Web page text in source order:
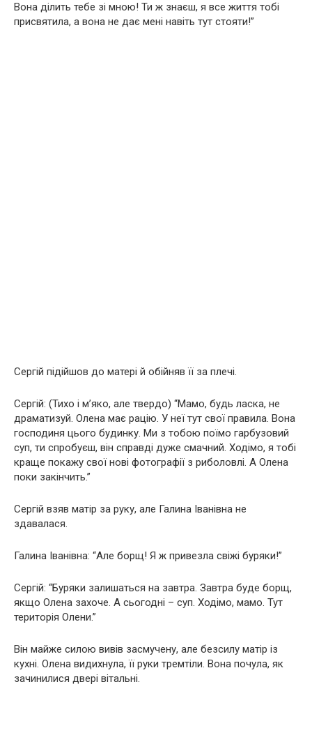
Вона ділить тебе зі мною! Ти ж знаєш, я все життя тобі
присвятила, а вона не дає мені навіть тут стояти!”
Сергій підійшов до матері й обійняв її за плечі.
Сергій: (Тихо і м’яко, але твердо) “Мамо, будь ласка, не
драматизуй. Олена має рацію. У неї тут свої правила. Вона
господиня цього будинку. Ми з тобою поїмо гарбузовий
суп, ти спробуєш, він справді дуже смачний. Ходімо, я тобі
краще покажу свої нові фотографії з риболовлі. А Олена
поки закінчить.”
Сергій взяв матір за руку, але Галина Іванівна не
здавалася.
Галина Іванівна: “Але борщ! Я ж привезла свіжі буряки!”
Сергій: “Буряки залишаться на завтра. Завтра буде борщ,
якщо Олена захоче. А сьогодні – суп. Ходімо, мамо. Тут
територія Олени.”
Він майже силою вивів засмучену, але безсилу матір із
кухні. Олена видихнула, її руки тремтіли. Вона почула, як
зачинилися двері вітальні.